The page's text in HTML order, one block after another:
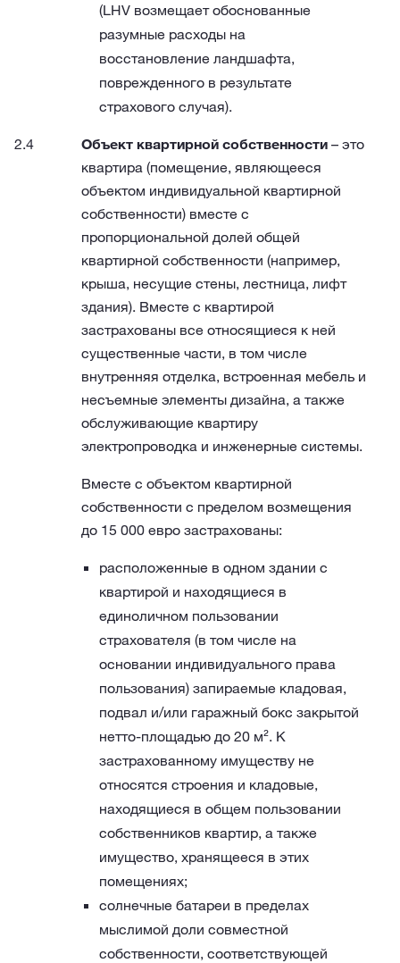
(LHV возмещает обоснованные
разумные расходы на
восстановление ландшафта,
поврежденного в результате
страхового случая).
Объект квартирной собственности – это
квартира (помещение, являющееся
объектом индивидуальной квартирной
собственности) вместе с
пропорциональной долей общей
квартирной собственности (например,
крыша, несущие стены, лестница, лифт
здания). Вместе с квартирой
застрахованы все относящиеся к ней
существенные части, в том числе
внутренняя отделка, встроенная мебель и
несъемные элементы дизайна, а также
обслуживающие квартиру
электропроводка и инженерные системы.
Вместе с объектом квартирной
собственности с пределом возмещения
до 15 000 евро застрахованы:
расположенные в одном здании с
квартирой и находящиеся в
единоличном пользовании
страхователя (в том числе на
основании индивидуального права
пользования) запираемые кладовая,
подвал и/или гаражный бокс закрытой
нетто-площадью до 20 м². К
застрахованному имуществу не
относятся строения и кладовые,
находящиеся в общем пользовании
собственников квартир, а также
имущество, хранящееся в этих
помещениях;
солнечные батареи в пределах
мыслимой доли совместной
собственности, соответствующей